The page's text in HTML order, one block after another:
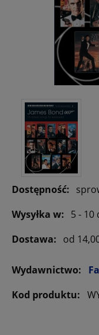
Dostępność:
Wysyłka w: 5 - 10
Dostawa: od
Wydawnictwo:
Kod produktu: